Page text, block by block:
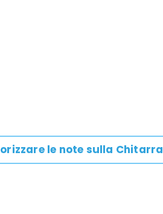
le note sulla Chitarra